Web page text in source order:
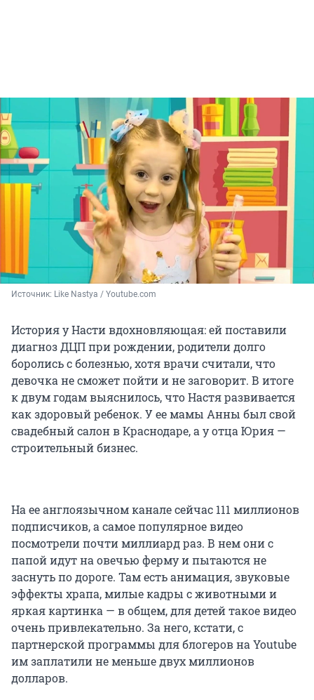
Источник: Like Nastya / Youtube.com
История у Насти вдохновляющая: ей поставили
диагноз ДЦП при рождении, родители долго
боролись с болезнью, хотя врачи считали, что
девочка не сможет пойти и не заговорит. В итоге
к двум годам выяснилось, что Настя развивается
как здоровый ребенок. У ее мамы Анны был свой
свадебный салон в Краснодаре, а у отца Юрия —
строительный бизнес.
На ее англоязычном канале сейчас 111 миллионов
подписчиков, а самое популярное видео
посмотрели почти миллиард раз. В нем они с
папой идут на овечью ферму и пытаются не
заснуть по дороге. Там есть анимация, звуковые
эффекты храпа, милые кадры с животными и
яркая картинка — в общем, для детей такое видео
очень привлекательно. За него, кстати, с
партнерской программы для блогеров на Youtube
им заплатили не меньше двух миллионов
долларов.